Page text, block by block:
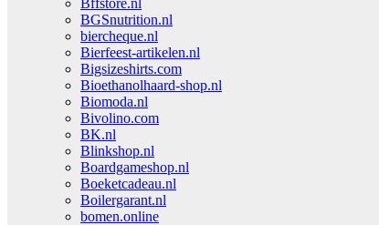
Bffstore.nl
BGSnutrition.nl
biercheque.nl
Bierfeest-artikelen.nl
Bigsizeshirts.com
Bioethanolhaard-shop.nl
Biomoda.nl
Bivolino.com
BK.nl
Blinkshop.nl
Boardgameshop.nl
Boeketcadeau.nl
Boilergarant.nl
bomen.online